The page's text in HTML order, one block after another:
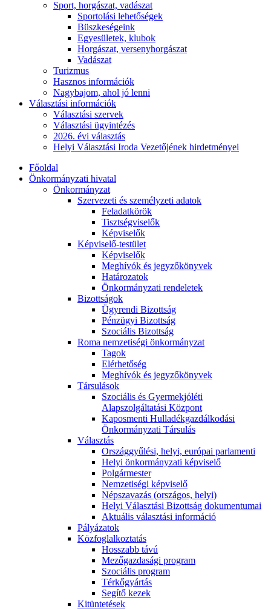
Sport, horgászat, vadászat
Sportolási lehetőségek
Büszkeségeink
Egyesületek, klubok
Horgászat, versenyhorgászat
Vadászat
Turizmus
Hasznos információk
Nagybajom, ahol jó lenni
Választási információk
Választási szervek
Választási ügyintézés
2026. évi választás
Helyi Választási Iroda Vezetőjének hirdetményei
Főoldal
Önkormányzati hivatal
Önkormányzat
Szervezeti és személyzeti adatok
Feladatkörök
Tisztségviselők
Képviselők
Képviselő-testület
Képviselők
Meghívók és jegyzőkönyvek
Határozatok
Önkormányzati rendeletek
Bizottságok
Ügyrendi Bizottság
Pénzügyi Bizottság
Szociális Bizottság
Roma nemzetiségi önkormányzat
Tagok
Elérhetőség
Meghívók és jegyzőkönyvek
Társulások
Szociális és Gyermekjóléti
Alapszolgáltatási Központ
Kaposmenti Hulladékgazdálkodási
Önkormányzati Társulás
Választás
Országgyűlési, helyi, európai parlamenti
Helyi önkormányzati képviselő
Polgármester
Nemzetiségi képviselő
Népszavazás (országos, helyi)
Helyi Választási Bizottság dokumentumai
Aktuális választási információ
Pályázatok
Közfoglalkoztatás
Hosszabb távú
Mezőgazdasági program
Szociális program
Térkőgyártás
Segítő kezek
Kitüntetések